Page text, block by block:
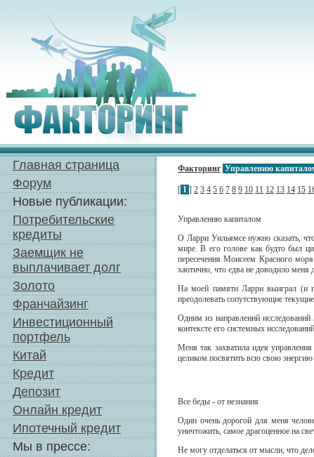
Главная страница
Форум
Новые публикации:
Потребительские
кредиты
Заемщик не
выплачивает долг
Золото
Франчайзинг
Инвестиционный
портфель
Китай
Кредит
Депозит
Онлайн кредит
Ипотечный кредит
Мы в прессе:
Факторинг Управлению
[ 1 ] 2 3 4 5 6 7 8 9 10 11 12 13 14 15
Управлению капиталом
О Ларри Уильямсе нужно сказать,
мире. В его голове как будто был
пересечения Моисеем Красного
хаотично, что едва не доводило меня
На моей памяти Ларри выиграл (и
преодолевать сопутствующие
Одним из направлений
контексте его системных
Меня так захватила идея
целиком посвятить всю свою
Все беды - от незнания
Один очень дорогой для меня
уничтожить, самое драгоценное на
Не могу отделаться от мысли, что